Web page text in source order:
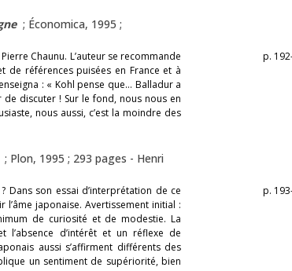
; Économica, 1995 ;
Chaunu. L’auteur se recommande
de références puisées en France et à
: « Kohl pense que… Balladur a
discuter ! Sur le fond, nous nous en
nous aussi, c’est la moindre des
p.
; Plon, 1995 ; 293 pages - Henri
Dans son essai d’interprétation de ce
l’âme japonaise. Avertissement initial :
de curiosité et de modestie. La
d’intérêt et un réflexe de
aussi s’affirment différents des
un sentiment de supériorité, bien
p.